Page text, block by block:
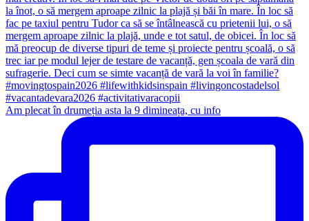
Am plecat în drumeția asta la 9 dimineața, cu info